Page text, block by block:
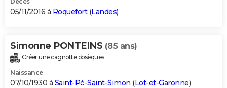
05/11/2016 à Roquefort(Landes)
Simonne PONTEINS (85 ans)
Créer une cagnotte obsèques
Naissance
07/10/1930 à Saint-Pé-Saint-Simon (Lot-et-Garonne)